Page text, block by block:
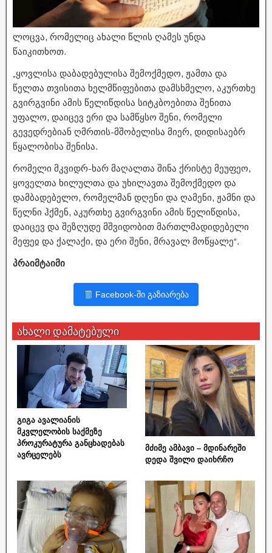
ლოცვა, რომელიც ახალი წლის ღამეს უნდა
წაიკითხოთ.
„ყოვლისა დაბადებულისა შემოქმედო, ჟამთა და
წელთა თვისითა ხელმწიფებითა დამსხმელო, აკურთხე
გვირგვინი ამის წელიწდისა სიტკბოებითა შენითა
უფალო, დაიცევ ერი და სამწყსო შენი, რომელი
გევედრებიან ღმრთის-მშობელისა მიერ, დიდისაებრ
წყალობისა შენისა.
რომელი მკვიდრ-ხარ მაღალთა შინა ქრისტე მეუფეო,
ყოველთა ხილულთა და უხილავთა შემოქმედო და
დამბადებელო, რომელმან დღენი და ღამენი, ჟამნი და
წელნი ჰქმენ, აკურთხე გვირგვინი ამის წელიწდისა,
დაიცევ და შეზღუდე მშვიდობით მართლმადიდებელი
მეფეჲ და ქალაქი, და ერი შენი, მრავალ მოწყალე“.
პრაიმტაიმი
Facebook-ში გაზიარება
ახალი დამატებული
გიგა ავალიანის
მკვლელობის საქმეზე
პროკურატურა განცხადებას
ავრცელებს
მძიმე ამბავი – მდინარეში
დედა შვილი დაიხრჩო